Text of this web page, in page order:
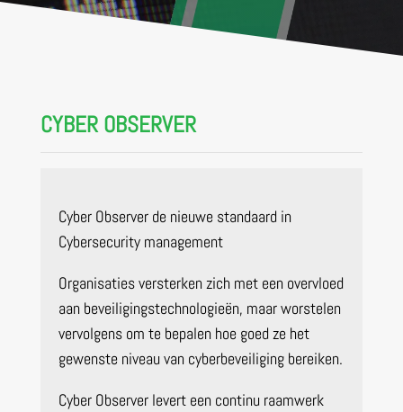
CYBER OBSERVER
Cyber Observer de nieuwe standaard in
Cybersecurity management
Organisaties versterken zich met een overvloed
aan beveiligingstechnologieën, maar worstelen
vervolgens om te bepalen hoe goed ze het
gewenste niveau van cyberbeveiliging bereiken.
Cyber Observer levert een continu raamwerk